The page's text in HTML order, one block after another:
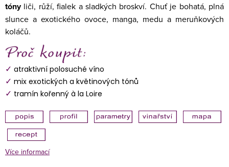
tónyliči, růží, fialek a sladkých broskví. Chuť je bohatá, plná
slunce a exotického ovoce, manga, medu a meruňkových
koláčů.
✓ atraktivní polosuché víno
✓ mix exotických a květinových tónů
✓ tramín kořenný à la Loire
Více informací